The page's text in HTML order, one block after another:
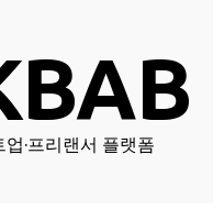
업·프리랜서 플랫폼